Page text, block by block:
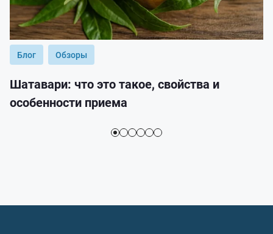
Блог Обзоры
Шатавари: что это такое, свойства и
особенности приема